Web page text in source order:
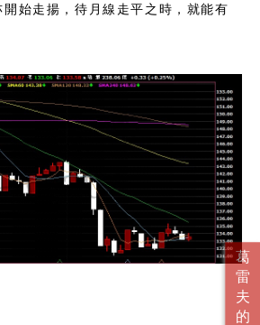
開始走揚，待 月線走平之時 ，就能有